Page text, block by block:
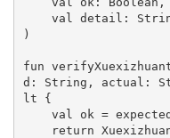
)
fun
d: String, actual:
lt {